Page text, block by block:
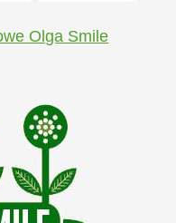
Olga Smile